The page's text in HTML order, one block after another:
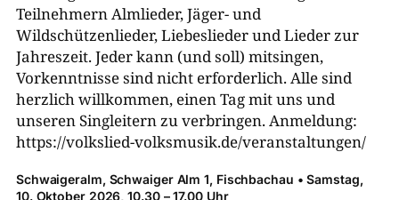
Teilnehmern Almlieder, Jäger- und
Wildschützenlieder, Liebeslieder und Lieder zur
Jahreszeit. Jeder kann (und soll) mitsingen,
Vorkenntnisse sind nicht erforderlich. Alle sind
herzlich willkommen, einen Tag mit uns und
unseren Singleitern zu verbringen. Anmeldung:
https://volkslied-​volksmusik.de/veranstaltungen/
Schwaigeralm, Schwaiger Alm 1, ­Fischbachau • Samstag,
10. Oktober 2026, 10.30 – 17.00 Uhr